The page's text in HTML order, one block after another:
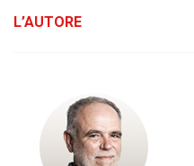
L’AUTORE